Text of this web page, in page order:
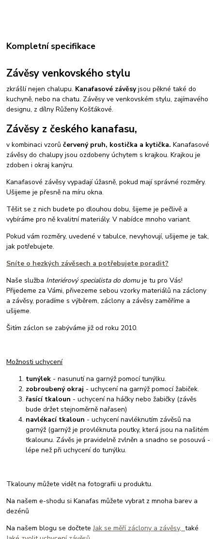
Kompletní specifikace
Závěsy venkovského stylu
zkrášlí nejen chalupu. Kanafasové závěsyjsou pěkné také do
kuchyně, nebo na chatu. Závěsy ve venkovském stylu, zajímavého
designu, z dílny Růženy Košťákové.
Závěsy z českého kanafasu,
v kombinaci vzorůčervený pruh, kostička a kytička.Kanafasové
závěsy do chalupy jsou ozdobeny úchytem s krajkou. Krajkou je
zdoben i okraj kanýru.
Kanafasové závěsy vypadají úžasně, pokud mají správné rozměry.
Ušijeme je přesně na míru okna.
Těšit se z nich budete po dlouhou dobu, šijeme je pečlivě a
vybíráme pro ně kvalitní materiály. V nabídce mnoho variant.
Pokud vám rozměry, uvedené v tabulce, nevyhovují, ušijeme je tak,
jak potřebujete.
Sníte o hezkých závěsech a potřebujete poradit?
Naše služba Interiérový specialista do domuje tu pro Vás!
Přijedeme za Vámi, přivezeme sebou vzorky materiálů na záclony
a závěsy, poradíme s výběrem, záclony a závěsy zaměříme a
ušijeme.
Šitím záclon se zabýváme již od roku 2010.
Možnosti uchycení
tunýlek - nasunutí na garnýž pomocí tunýlku.
zobroubený okraj - uchycení na garnýž pomocí žabiček.
řasící tkaloun - uchycení na háčky nebo žabičky (závěs
bude držet stejnoměrně nařasen)
navlékací tkaloun - uchycení navléknutím závěsů na
garnýž (garnýž je provléknuta poutky, která jsou na našitém
tkalounu. Závěs je pravidelně zvlněn a snadno se posouvá -
lépe než při uchycení do tunýlku.
Tkalouny můžete vidět na fotografii u produktu.
Na našem e-shodu si Kanafas můžete vybrat z mnoha barev a
dezénů
Na našem blogu se dočteteJak se měří záclony a závěsy,také